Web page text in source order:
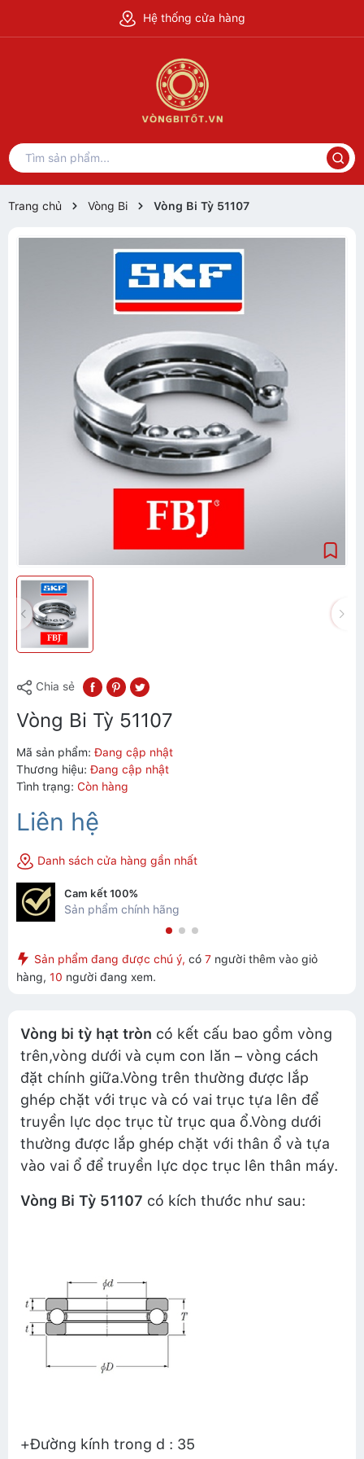
Hệ thống cửa hàng
Trang chủ Vòng Bi Vòng Bi Tỳ 51107
Chia sẻ
Vòng Bi Tỳ 51107
Mã sản phẩm: Đang cập nhật
Thương hiệu: Đang cập nhật
Tình trạng: Còn hàng
Liên hệ
Danh sách cửa hàng gần nhất
Cam kết 100%
Sản phẩm chính hãng
Sản phẩm đang được chú ý, có 7 người thêm vào giỏ
hàng, 10 người đang xem.
Vòng bi tỳ hạt tròn có kết cấu bao gồm vòng
trên,vòng dưới và cụm con lăn – vòng cách
đặt chính giữa.Vòng trên thường được lắp
ghép chặt với trục và có vai trục tựa lên để
truyền lực dọc trục từ trục qua ổ.Vòng dưới
thường được lắp ghép chặt với thân ổ và tựa
vào vai ổ để truyền lực dọc trục lên thân máy.
Vòng Bi Tỳ 51107 có kích thước như sau:
+Đường kính trong d : 35